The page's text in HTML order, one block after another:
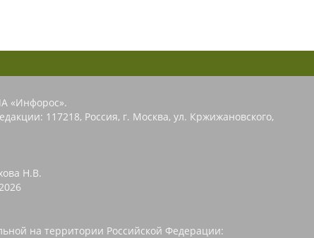
«Инфорос».
117218, Россия, г. Москва, ул. Кржижановского,
Н.В.
2026
на территории Российской Федерации: